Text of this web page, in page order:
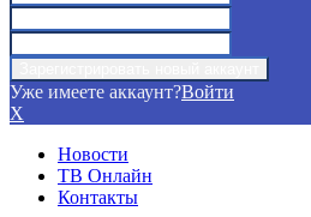
Уже имеете аккаунт?Войти
X
Новости
ТВ Онлайн
Контакты